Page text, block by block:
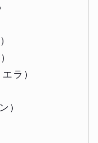
ラ）
）